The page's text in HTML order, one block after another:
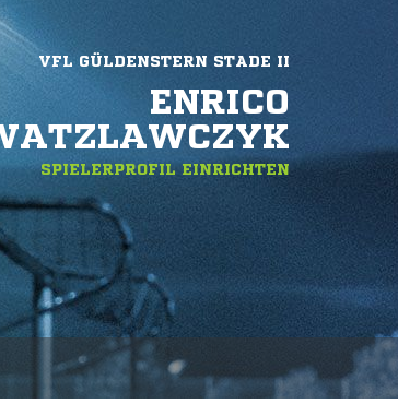
VFL GÜLDENSTERN STADE II
ENRICO
SPIELERPROFIL EINRICHTEN